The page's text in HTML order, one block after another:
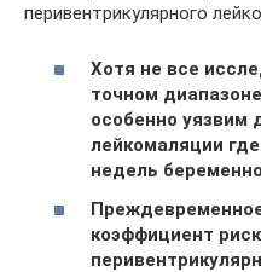
перивентрикулярного
Хотя не все
точном
особенно уязвим
лейкомаляции
недель
коэффициент